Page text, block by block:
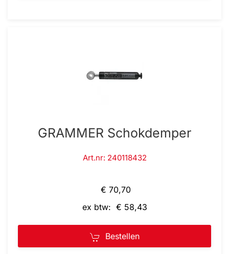
GRAMMER Schokdemper
Art.nr: 240118432
€ 70,70
ex btw: € 58,43
Bestellen